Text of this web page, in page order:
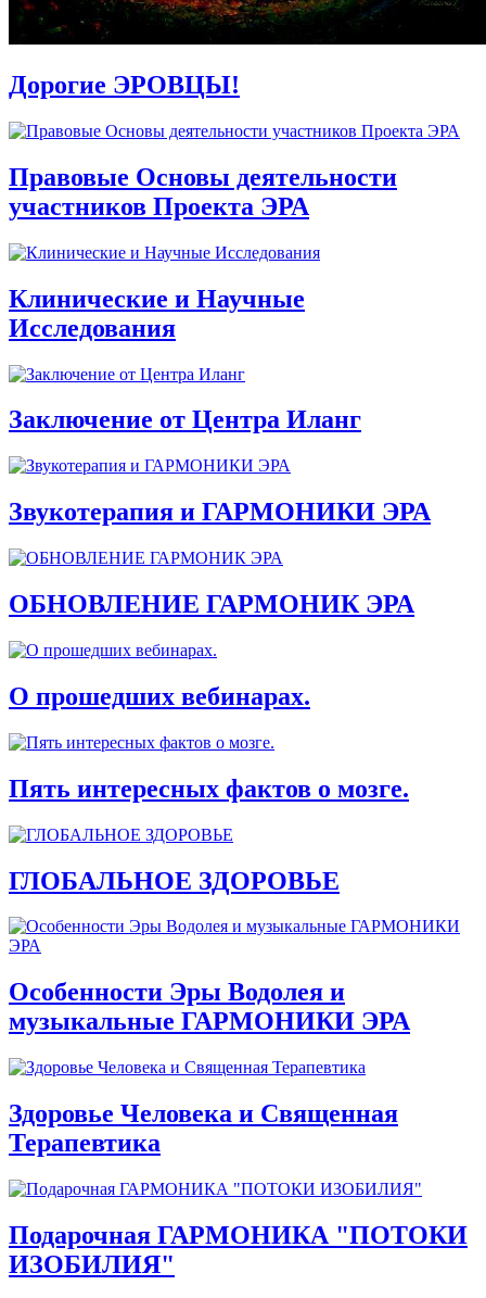
Дорогие ЭРОВЦЫ!
Правовые Основы деятельности
участников Проекта ЭРА
Клинические и Научные
Исследования
Заключение от Центра Иланг
Звукотерапия и ГАРМОНИКИ ЭРА
ОБНОВЛЕНИЕ ГАРМОНИК ЭРА
О прошедших вебинарах.
Пять интересных фактов о мозге.
ГЛОБАЛЬНОЕ ЗДОРОВЬЕ
Особенности Эры Водолея и
музыкальные ГАРМОНИКИ ЭРА
Здоровье Человека и Священная
Терапевтика
Подарочная ГАРМОНИКА "ПОТОКИ
ИЗОБИЛИЯ"